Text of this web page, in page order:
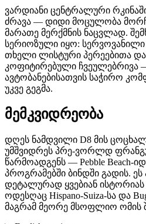
ვარდიანი ცენტრალური
ძრავა — დიდი მოცულობა
მარათე მერქმნის ნაცვლად.
სერიოზული იყო: სერვოვანილი
თხელი ლისტური პერეებითა
კოფიტირებული ჩვეულებრივა
ავტობანებისათვის საჭირო
უკვე გეგმა.
მემკვიდრეობა
დღეს ნამდვილი D8 მის
უმშვიდრეს პრე-ვორლდ
წარმოადგენს — Pebble Beach-
პროგრამებში ბინდში გადის.
დეტალურად ყვებიან
ოდესღაც Hispano-Suiza-სა და
მაგრამ მეორე მსოფლიო ომის